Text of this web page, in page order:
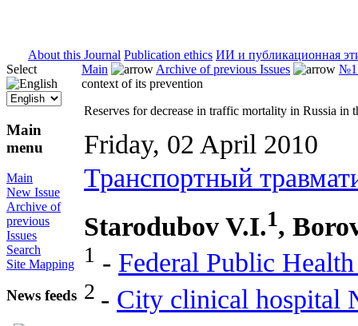
About this Journal Publication ethics ИИ и публикационная
Select
Main
menu
Main
New Issue
Archive of
previous
Issues
Search
Site Mapping
News feeds
Main Archive of previous Issues
№1
context of its prevention
Reserves for decrease in traffic mortality in Russia in
Friday, 02 April 2010
Транспортный
Starodubov V.I.1,
1 - Federal Public
2 - City clinical hospital